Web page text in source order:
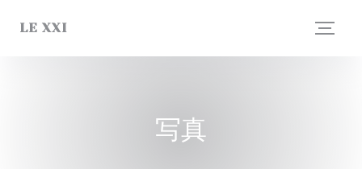
LE XXI
写真